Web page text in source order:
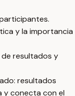
y la importancia
resultados y
resultados
y conecta con el